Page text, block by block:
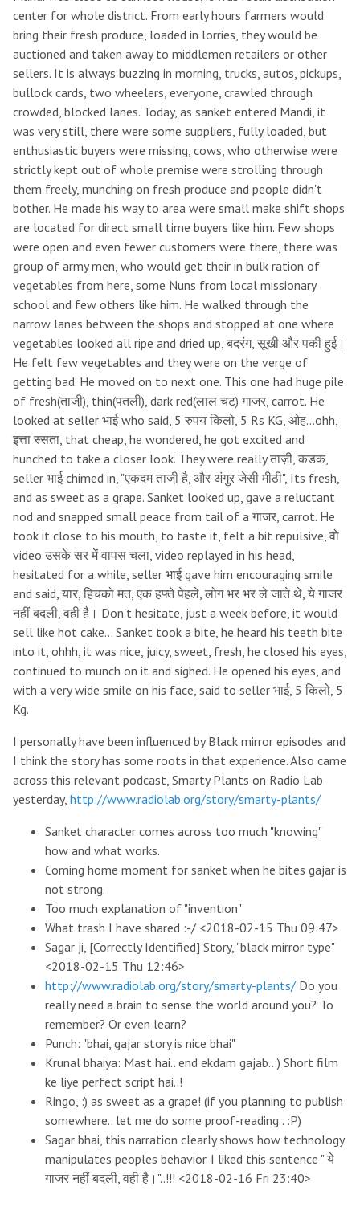
center for whole district. From early hours farmers would
bring their fresh produce, loaded in lorries, they would be
auctioned and taken away to middlemen retailers or other
sellers. It is always buzzing in morning, trucks, autos, pickups,
bullock cards, two wheelers, everyone, crawled through
crowded, blocked lanes. Today, as sanket entered Mandi, it
was very still, there were some suppliers, fully loaded, but
enthusiastic buyers were missing, cows, who otherwise were
strictly kept out of whole premise were strolling through
them freely, munching on fresh produce and people didn't
bother. He made his way to area were small make shift shops
are located for direct small time buyers like him. Few shops
were open and even fewer customers were there, there was
group of army men, who would get their in bulk ration of
vegetables from here, some Nuns from local missionary
school and few others like him. He walked through the
narrow lanes between the shops and stopped at one where
vegetables looked all ripe and dried up, बदरंग, सूखी और पकी हुई।
He felt few vegetables and they were on the verge of
getting bad. He moved on to next one. This one had huge pile
of fresh(ताजी़), thin(पतली), dark red(लाल चट) गाजर, carrot. He
looked at seller भाई who said, 5 रुपय किलो, 5 Rs KG, ओह…ohh,
इत्ता स्सता, that cheap, he wondered, he got excited and
hunched to take a closer look. They were really ताज़ी, कडक,
seller भाई chimed in, "एकदम ताजी़ है, और अंगुर जेसी मीठी", Its fresh,
and as sweet as a grape. Sanket looked up, gave a reluctant
nod and snapped small peace from tail of a गाजर, carrot. He
took it close to his mouth, to taste it, felt a bit repulsive, वो
video उसके सर में वापस चला, video replayed in his head,
hesitated for a while, seller भाई gave him encouraging smile
and said, यार, हिचको मत, एक हफ्ते पेहले, लोग भर भर ले जाते थे, ये गाजर
नहीं बदली, वही है। Don't hesitate, just a week before, it would
sell like hot cake… Sanket took a bite, he heard his teeth bite
into it, ohhh, it was nice, juicy, sweet, fresh, he closed his eyes,
continued to munch on it and sighed. He opened his eyes, and
with a very wide smile on his face, said to seller भाई, 5 किलो, 5
Kg.
I personally have been influenced by Black mirror episodes and
I think the story has some roots in that experience. Also came
across this relevant podcast, Smarty Plants on Radio Lab
yesterday, http://www.radiolab.org/story/smarty-plants/
Sanket character comes across too much "knowing"
how and what works.
Coming home moment for sanket when he bites gajar is
not strong.
Too much explanation of "invention"
What trash I have shared :-/ <2018-02-15 Thu 09:47>
Sagar ji, [Correctly Identified] Story, "black mirror type"
<2018-02-15 Thu 12:46>
http://www.radiolab.org/story/smarty-plants/ Do you
really need a brain to sense the world around you? To
remember? Or even learn?
Punch: "bhai, gajar story is nice bhai"
Krunal bhaiya: Mast hai.. end ekdam gajab..:) Short film
ke liye perfect script hai..!
Ringo, :) as sweet as a grape! (if you planning to publish
somewhere.. let me do some proof-reading.. :P)
Sagar bhai, this narration clearly shows how technology
manipulates peoples behavior. I liked this sentence " ये
गाजर नहीं बदली, वही है।"..!!! <2018-02-16 Fri 23:40>